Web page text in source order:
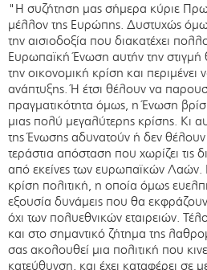
"Η συζήτηση μας σήμερα κύριε
μέλλον της Ευρώπης. Δυστυχώς
την αισιοδοξία που διακατέχει
Ευρωπαϊκή Ένωση αυτήν την στιγμή
την οικονομική κρίση και περιμένει
ανάπτυξης. Ή έτσι θέλουν να
πραγματικότητα όμως, η Ένωση
μιας πολύ μεγαλύτερης κρίσης. Κι
της Ένωσης αδυνατούν ή δεν
τεράστια απόσταση που χωρίζει τις
από εκείνες των ευρωπαϊκών Λαών.
κρίση πολιτική, η οποία όμως
εξουσία δυνάμεις που θα
όχι των πολυεθνικών εταιρειών.
και στο σημαντικό ζήτημα της
σας ακολουθεί μια πολιτική που
κατεύθυνση, και έχει καταφέρει σε